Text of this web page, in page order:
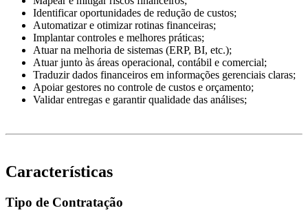
Identificar oportunidades de redução de custos;
Automatizar e otimizar rotinas financeiras;
Implantar controles e melhores práticas;
Atuar na melhoria de sistemas (ERP, BI, etc.);
Atuar junto às áreas operacional, contábil e comercial;
Traduzir dados financeiros em informações gerenciais claras;
Apoiar gestores no controle de custos e orçamento;
Validar entregas e garantir qualidade das análises;
Características
Tipo de Contratação